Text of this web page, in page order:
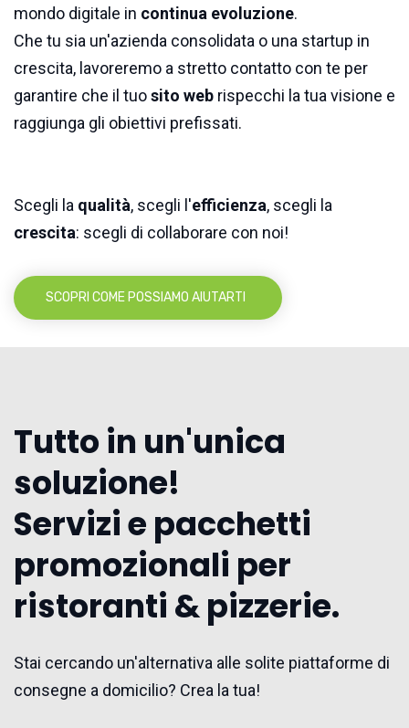
mondo digitale in continua evoluzione.
Che tu sia un'azienda consolidata o una startup in
crescita, lavoreremo a stretto contatto con te per
garantire che il tuosito web rispecchi la tua visione e
raggiunga gli obiettivi prefissati.
Scegli la qualità, scegli l'efficienza, scegli la
crescita: scegli di collaborare con noi!
SCOPRI COME POSSIAMO AIUTARTI
Tutto in un'unica
soluzione!
Servizi e pacchetti
promozionali per
ristoranti & pizzerie.
Stai cercando un'alternativa alle solite piattaforme di
consegne a domicilio? Crea la tua!